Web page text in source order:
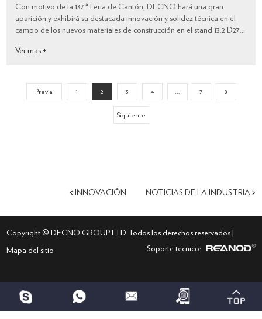
Con motivo de la 137.ª Feria de Cantón, DECNO hará una gran
aparición y exhibirá su destacada innovación y solidez técnica en el
campo de los nuevos materiales de construcción en el stand 13.2 D27-
presentando s...
Ver mas +
Previa 1 2 3 4 7 8
Siguiente
< INNOVACIÓN NOTICIAS DE LA INDUSTRIA>
Copyright © DECNO GROUP LTD Todos los derechos reservados |
Mapa del sitio Soporte tecnico: